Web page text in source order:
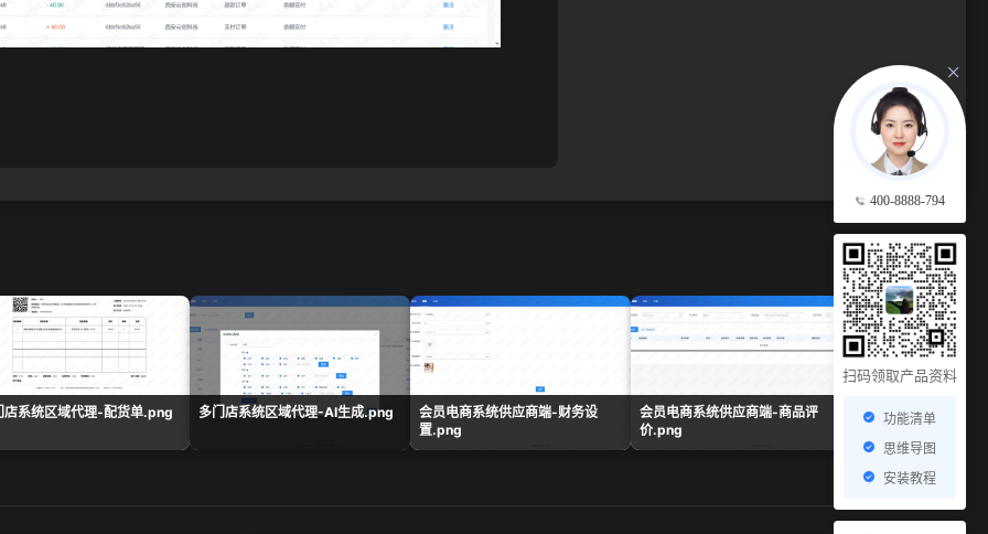
400-8888-794
扫码领取产品资料
功能清单
思维导图
安装教程
查看更多 →
店系统区域代理-配货单.png 多门店系统区域代理-AI生成.png
会员电商系统供应商端-财务设
置.png
会员电商系统供应商端-商品评
价.png
会员电商系统供应商
置.png